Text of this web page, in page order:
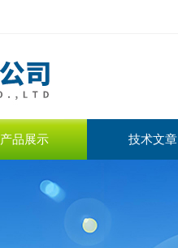
产品展示 技术文章